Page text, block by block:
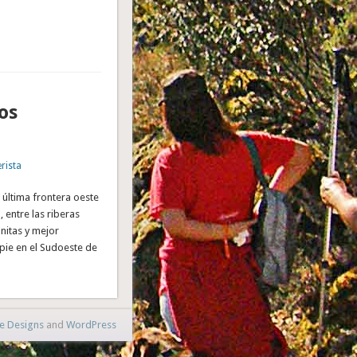
última frontera oeste
entre las riberas
y mejor
en el Sudoeste de
Designs and WordPress